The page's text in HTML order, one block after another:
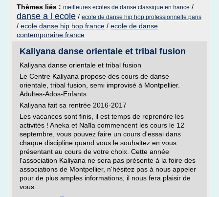
Thèmes liés : meilleures ecoles de danse classique en france /
danse a l ecole / ecole de danse hip hop professionnelle paris
/ ecole danse hip hop france / ecole de danse
contemporaine france
Kaliyana danse orientale et tribal fusion
Kaliyana danse orientale et tribal fusion
Le Centre Kaliyana propose des cours de danse
orientale, tribal fusion, semi improvisé à Montpellier.
Adultes-Ados-Enfants
Kaliyana fait sa rentrée 2016-2017
Les vacances sont finis, il est temps de reprendre les
activités ! Aneka et Naïla commencent les cours le 12
septembre, vous pouvez faire un cours d'essai dans
chaque discipline quand vous le souhaitez en vous
présentant au cours de votre choix. Cette année
l'association Kaliyana ne sera pas présente à la foire des
associations de Montpellier, n'hésitez pas à nous appeler
pour de plus amples informations, il nous fera plaisir de
vous...